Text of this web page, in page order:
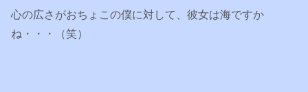
心の広さがおちょこの僕に対して、彼女は海ですか
ね・・・（笑）